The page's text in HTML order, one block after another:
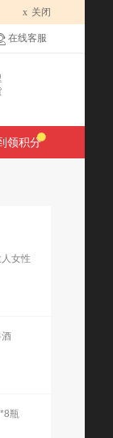
x 关闭
在线客服
领积分
女性
瓶